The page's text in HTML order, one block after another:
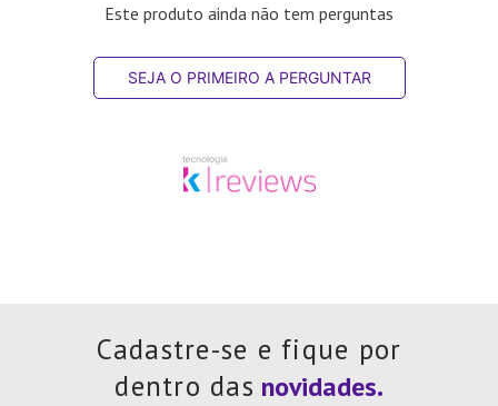
Este produto ainda não tem perguntas
SEJA O PRIMEIRO A PERGUNTAR
Cadastre-se e fique por
dentro das